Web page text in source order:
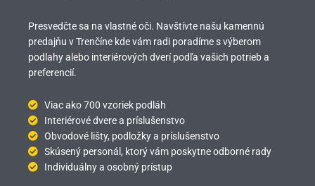
Presvedčte sa na vlastné oči. Navštívte našu kamennú
predajňu v Trenčíne kde vám radi poradíme s výberom
podlahy alebo interiérových dverí podľa vašich potrieb a
preferencií.
Viac ako 700 vzoriek podláh
Interiérové dvere a príslušenstvo
Obvodové lišty, podložky a príslušenstvo
Skúsený personál, ktorý vám poskytne odborné rady
Individuálny a osobný prístup